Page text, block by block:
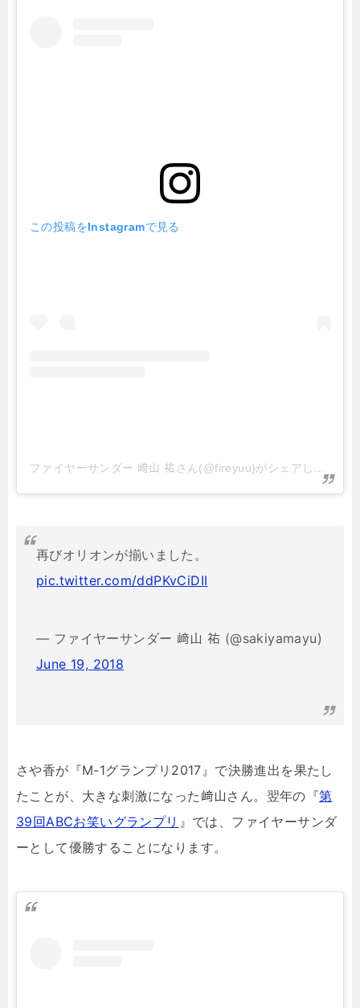
この投稿をInstagramで見る
再びオリオンが揃いました。
pic.twitter.com/ddPKvCiDII
— ファイヤーサンダー 﨑山 祐 (@sakiyamayu)
June 19, 2018
さや香が『M-1グランプリ2017』で決勝進出を果たし
たことが、大きな刺激になった﨑山さん。翌年の『第
39回ABCお笑いグランプリ 』では、ファイヤーサンダ
ーとして優勝することになります。